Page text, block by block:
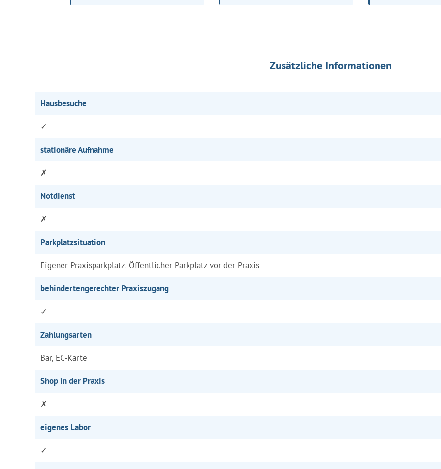
Zusätzliche Informationen
Hausbesuche
✓
stationäre Aufnahme
✗
Notdienst
✗
Parkplatzsituation
Eigener Praxisparkplatz, Öffentlicher Parkplatz vor der Praxis
behindertengerechter Praxiszugang
✓
Zahlungsarten
Bar, EC-Karte
Shop in der Praxis
✗
eigenes Labor
✓